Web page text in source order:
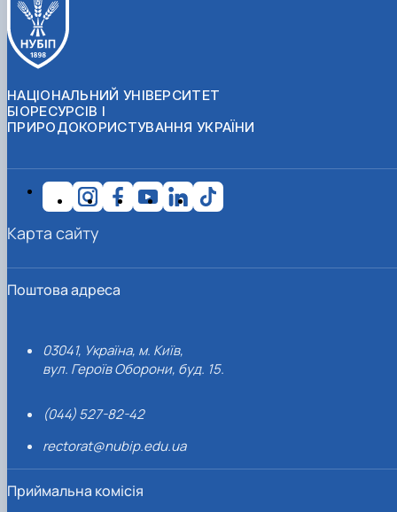
НАЦІОНАЛЬНИЙ УНІВЕРСИТЕТ
БІОРЕСУРСІВ І
ПРИРОДОКОРИСТУВАННЯ УКРАЇНИ
Поштова адреса
03041, Україна, м. Київ,
вул. Героїв Оборони, буд. 15.
(044) 527-82-42
rectorat@nubip.edu.ua
Приймальна комісія
Карта сайту